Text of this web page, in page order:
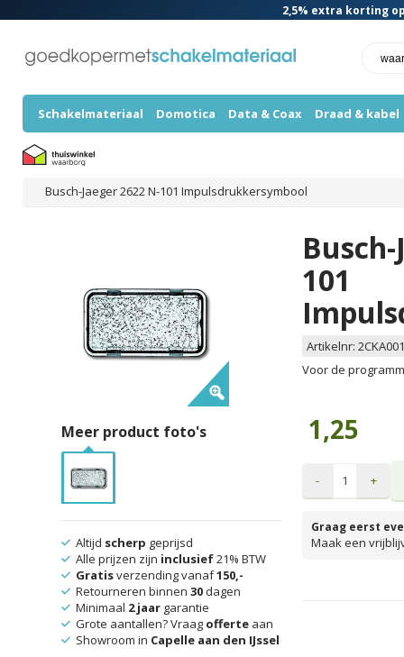
2,5% extra korting
Schakelmateriaal Domotica Data & Coax Draad & kabel
Busch-Jaeger 2622 N-101 Impulsdrukkersymbool
101
Artikelnr:
Voor de
1,25
- +
Graag eerst
Maak een
Meer product foto's
Altijd scherp geprijsd
Alle prijzen zijn inclusief21% BTW
Gratisverzending vanaf150,-
Retourneren binnen 30dagen
Minimaal 2 jaargarantie
Grote aantallen? Vraag offerteaan
Showroom in Capelle aan den IJssel